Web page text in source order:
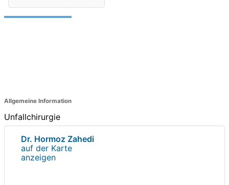
Allgemeine Information
Unfallchirurgie
Dr. Hormoz Zahedi
auf der Karte
anzeigen